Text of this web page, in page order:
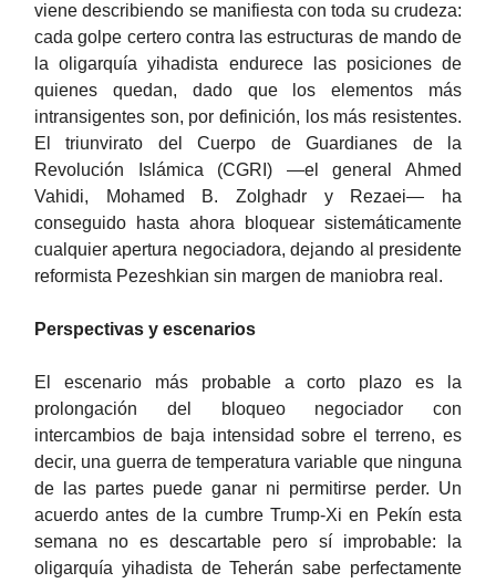
viene describiendo se manifiesta con toda su crudeza:
cada golpe certero contra las estructuras de mando de
la oligarquía yihadista endurece las posiciones de
quienes quedan, dado que los elementos más
intransigentes son, por definición, los más resistentes.
El triunvirato del Cuerpo de Guardianes de la
Revolución Islámica (CGRI) —el general Ahmed
Vahidi, Mohamed B. Zolghadr y Rezaei— ha
conseguido hasta ahora bloquear sistemáticamente
cualquier apertura negociadora, dejando al presidente
reformista Pezeshkian sin margen de maniobra real.
Perspectivas y escenarios
El escenario más probable a corto plazo es la
prolongación del bloqueo negociador con
intercambios de baja intensidad sobre el terreno, es
decir, una guerra de temperatura variable que ninguna
de las partes puede ganar ni permitirse perder. Un
acuerdo antes de la cumbre Trump-Xi en Pekín esta
semana no es descartable pero sí improbable: la
oligarquía yihadista de Teherán sabe perfectamente